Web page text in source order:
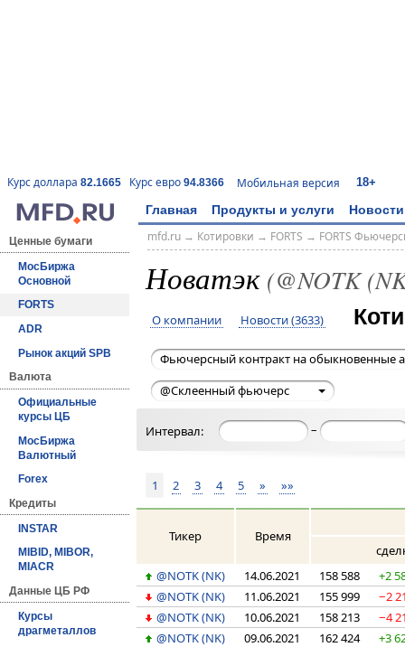
Курс доллара 82.1665 Курс евро 94.8366 Мобильная версия 18+
Главная Продукты и услуги Новости
Ценные бумаги
МосБиржа
Основной
FORTS
ADR
Рынок акций SPB
Валюта
Официальные
курсы ЦБ
МосБиржа
Валютный
Forex
Кредиты
INSTAR
MIBID, MIBOR,
MIACR
Данные ЦБ РФ
Курсы
драгметаллов
mfd.ru→ Котировки → FORTS → FORTS
Новатэк (@NOTK
О компании Новости (3633)
Фьючерсный контракт на обыкновенные
@Склеенный фьючерс
Интервал: –
1 2 3 4 5 » »»
Тикер
Время
@NOTK (NK)
14.06.2021 158 588
+2
@NOTK (NK)
11.06.2021 155 999
−2
@NOTK (NK)
10.06.2021 158 213
−4
@NOTK (NK)
09.06.2021 162 424
+3